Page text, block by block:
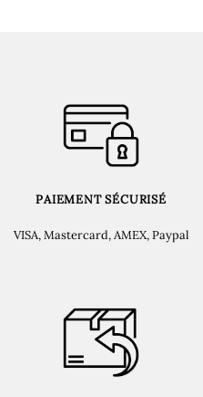
PAIEMENT SÉCURISÉ
VISA, Mastercard, AMEX, Paypal